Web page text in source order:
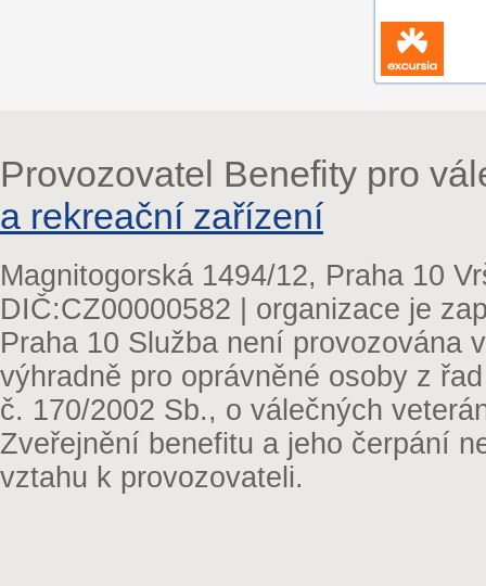
Provozovatel Benefity pro
a rekreační zařízení
Magnitogorská 1494/12, Praha 10
DIČ:CZ00000582 | organizace je
Praha 10 Služba není provozována
výhradně pro oprávněné osoby z
č. 170/2002 Sb., o válečných
Zveřejnění benefitu a jeho čerpání
vztahu k provozovateli.